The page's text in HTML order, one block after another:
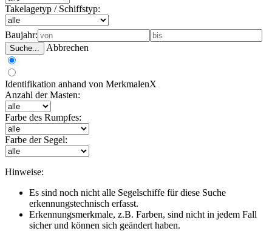
Takelagetyp / Schiffstyp:
Baujahr:
Suche... Abbrechen
Identifikation anhand von MerkmalenX
Anzahl der Masten:
Farbe des Rumpfes:
Farbe der Segel:
Hinweise:
Es sind noch nicht alle Segelschiffe für diese Suche
erkennungstechnisch erfasst.
Erkennungsmerkmale, z.B. Farben, sind nicht in jedem Fall
sicher und können sich geändert haben.